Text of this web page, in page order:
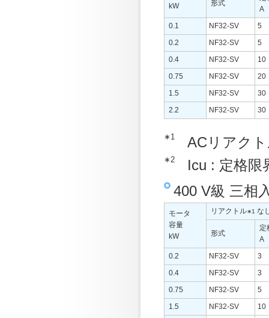
kW 形式
A
0.1
NF32-SV
5
0.2
NF32-SV
5
0.4
NF32-SV
10
0.75
NF32-SV
20
1.5
NF32-SV
30
2.2
NF32-SV 30
∗1 ACリアク
∗2
Icu : 定格限
400 V級 三相
モータ
容量
kW
リアクトル∗1 な
形式
定
A
0.2
NF32-SV
3
0.4
NF32-SV
3
0.75
NF32-SV
5
1.5
NF32-SV
10